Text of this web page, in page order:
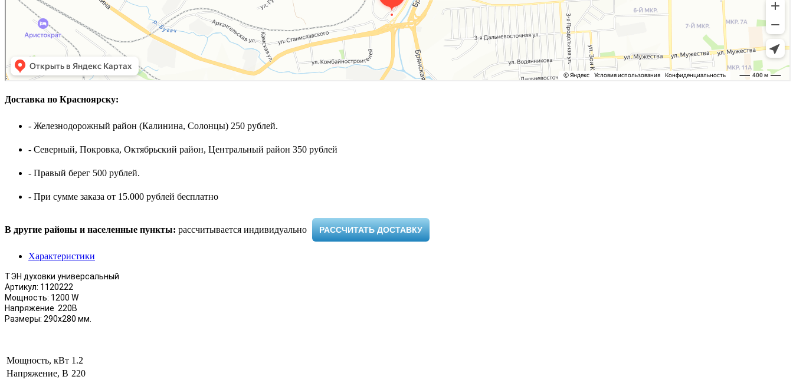
Доставка по Красноярску:
- Железнодорожный район (Калинина, Солонцы) 250 рублей.
- Северный, Покровка, Октябрьский район, Центральный район 350 рублей
- Правый берег 500 рублей.
- При сумме заказа от 15.000 рублей бесплатно
В другие районы и населенные пункты: рассчитывается индивидуально ​ РАССЧИТАТЬ ДОСТАВКУ
Характеристики
ТЭН духовки универсальный
Артикул: 1120222
Мощность: 1200 W
Напряжение 220В
Размеры: 290х280 мм.
Мощность, кВт 1.2
Напряжение, В 220